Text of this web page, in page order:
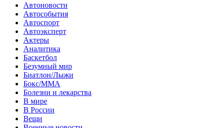
Автоновости
Автособытия
Автоспорт
Автоэксперт
Актеры
Аналитика
Баскетбол
Безумный мир
Биатлон/Лыжи
Бокс/MMA
Болезни и лекарства
В мире
В России
Вещи